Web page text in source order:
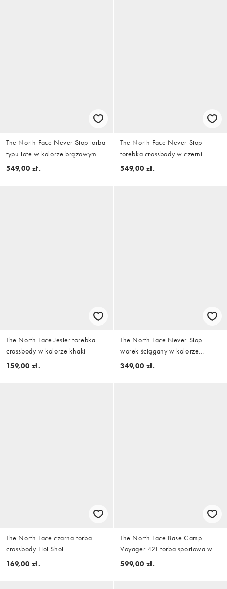
The North Face Never Stop torba
typu tote w kolorze brązowym
549,00 zł.
The North Face Never Stop
torebka crossbody w czerni
549,00 zł.
The North Face Jester torebka
crossbody w kolorze khaki
159,00 zł.
The North Face Never Stop
worek ściągany w kolorze
brązowym
349,00 zł.
The North Face czarna torba
crossbody Hot Shot
169,00 zł.
The North Face Base Camp
Voyager 42L torba sportowa w
kolorze brązowym
599,00 zł.